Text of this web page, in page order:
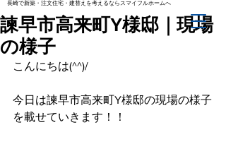
長崎で新築・注文住宅・建替えを考えるならスマイフルホームへ
諫早市高来町Y様邸｜現場
の様子
こんにちは(^^)/
今日は諫早市高来町Y様邸の現場の様子
を載せていきます！！